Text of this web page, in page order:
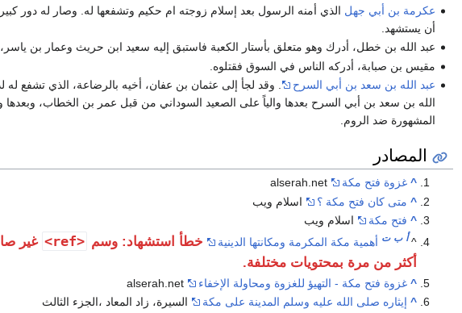
عكرمة بن أبي جهل الذي أمنه الرسول بعد إسلام زوجته ام حكيم وتشفعها له. وصار له دور
أن يستشهد.
عبد الله بن خطل، أدرك وهو متعلق بأستار الكعبة فاستبق إليه سعيد ابن حريث وعمار بن
مقيس بن صبابة، أدركه الناس في السوق فقتلوه.
عبد الله بن سعد بن أبي السرح
. وقد لجأ إلى عثمان بن عفان، أخيه بالرضاعة، الذي تشفع له
الله بن سعد بن أبي السرح بعدها والياً على الصعيد السوداني من قبل عمر بن الخطاب،
المشهورة ضد الروم.
المصادر
^ غزوة فتح مكة
^ متى كان فتح مكة ؟
اسلام ويب
^ فتح مكة
اسلام ويب
^أ ب ت أهمية مكة المكرمة ومكانتها الدينية خطأ استشهاد: وسم <ref>
غير
أكثر من مرة بمحتويات مختلفة.
^ غزوة فتح مكة - التهيؤ للغزوة ومحاولة الإخفاء
^ إيثاره صلى الله عليه وسلم المدينة على مكة
السيرة، زاد المعاد ،الجزء الثالث